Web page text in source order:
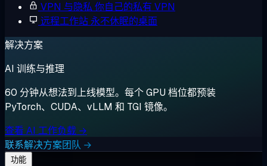
VPN 与隐私 你自己的私有 VPN
远程工作站 永不休眠的桌面
解决方案
AI 训练与推理
60 分钟从想法到上线模型。每个 GPU 档位都预装
PyTorch、CUDA、vLLM 和 TGI 镜像。
查看 AI 工作负载 →
联系解决方案团队 →